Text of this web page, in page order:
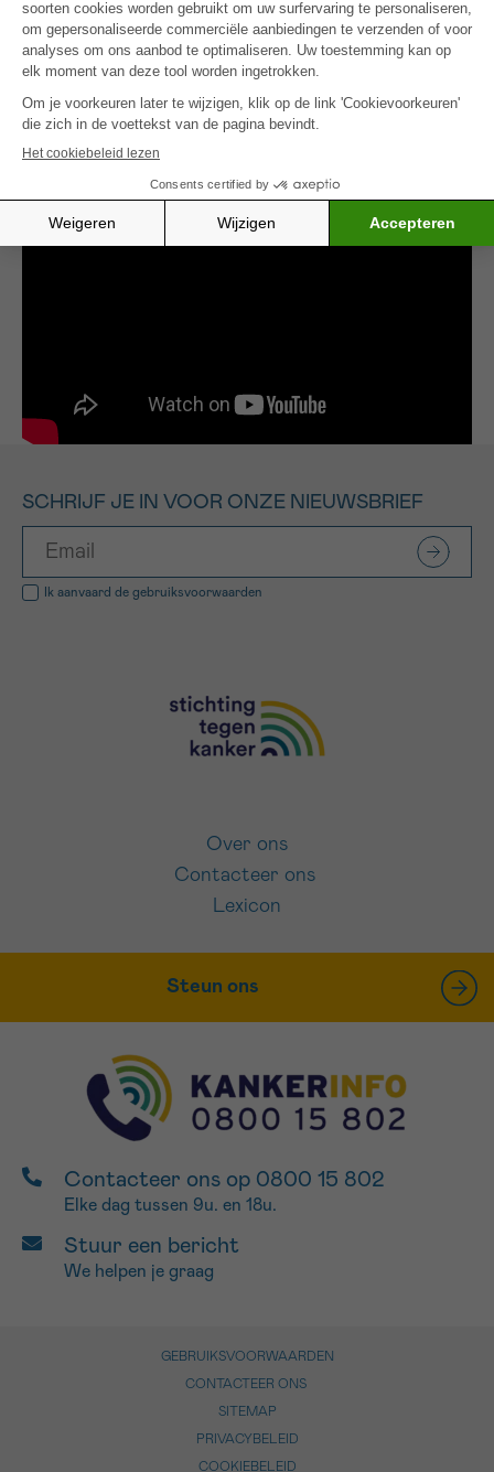
innerlijke rust te herstellen.
HetCOZ Symposium 2020bood zo een
waardevolle mix van theorie, praktijk en zelfzorg.
Wil je meer weten over welzijn op het werk in de
oncologische zorg? Bezoek dan deze pagina op
kanker.be.
SCHRIJF JE IN VOOR ONZE NIEUWSBRIEF
Ik aanvaard de gebruiksvoorwaarden
Over ons
Contacteer ons
Lexicon
Steun ons
Contacteer ons op 0800 15 802
Elke dag tussen 9u. en 18u.
Stuur een bericht
We helpen je graag
GEBRUIKSVOORWAARDEN
CONTACTEER ONS
SITEMAP
PRIVACYBELEID
COOKIEBELEID